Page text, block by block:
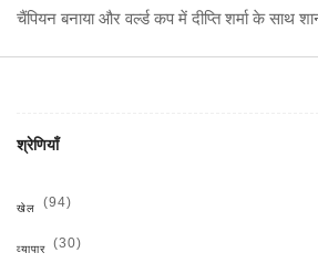
चैंपियन बनाया और वर्ल्ड कप में दीप्ति शर्मा के साथ
श्रेणियाँ
खेल (94)
व्यापार (30)